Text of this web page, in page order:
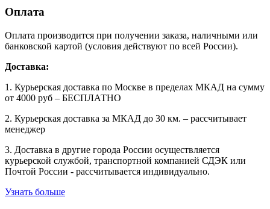
Оплата
Оплата производится при получении заказа, наличными или
банковской картой (условия действуют по всей России).
Доставка:
1. Курьерская доставка по Москве в пределах МКАД на сумму
от 4000 руб – БЕСПЛАТНО
2. Курьерская доставка за МКАД до 30 км. – рассчитывает
менеджер
3. Доставка в другие города России осуществляется
курьерской службой, транспортной компанией СДЭК или
Почтой России - рассчитывается индивидуально.
Узнать больше